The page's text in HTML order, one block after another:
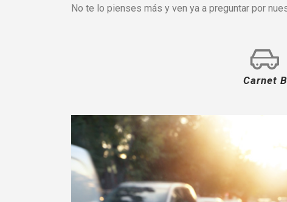
No te lo pienses más y ven ya a preguntar por